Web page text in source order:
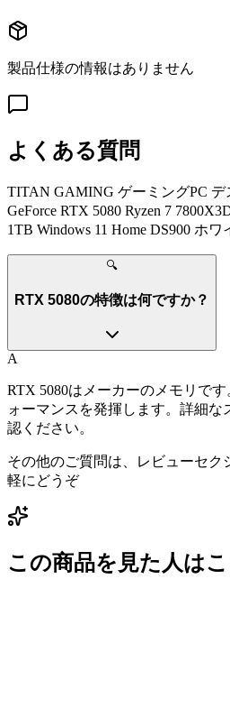
製品仕様の情報はありません
よくある質問
TITAN GAMING ゲーミングPC
GeForce RTX 5080 Ryzen 7
1TB Windows 11 Home DS900 ホワ
🔍
RTX 5080の特徴は何ですか？
A
RTX 5080はメーカーのメモリで
ォーマンスを発揮します。詳細な
認ください。
その他のご質問は、レビューセク
軽にどうぞ
この商品を見た人は